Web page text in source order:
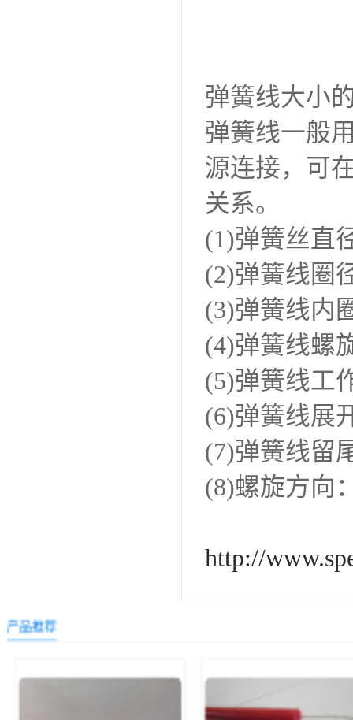
弹簧线大小
弹簧线一般
源连接，可
关系。
(1)弹簧丝直
(2)弹簧线圈
(3)弹簧线内
(4)弹簧线螺
(5)弹簧线工
(6)弹簧线展
(7)弹簧线留
(8)螺旋方向
http://
产品推荐